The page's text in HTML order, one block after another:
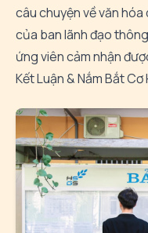
câu chuyện về văn
của ban lãnh đạo
ứng viên cảm nhận
Kết Luận & Nắm Bắt